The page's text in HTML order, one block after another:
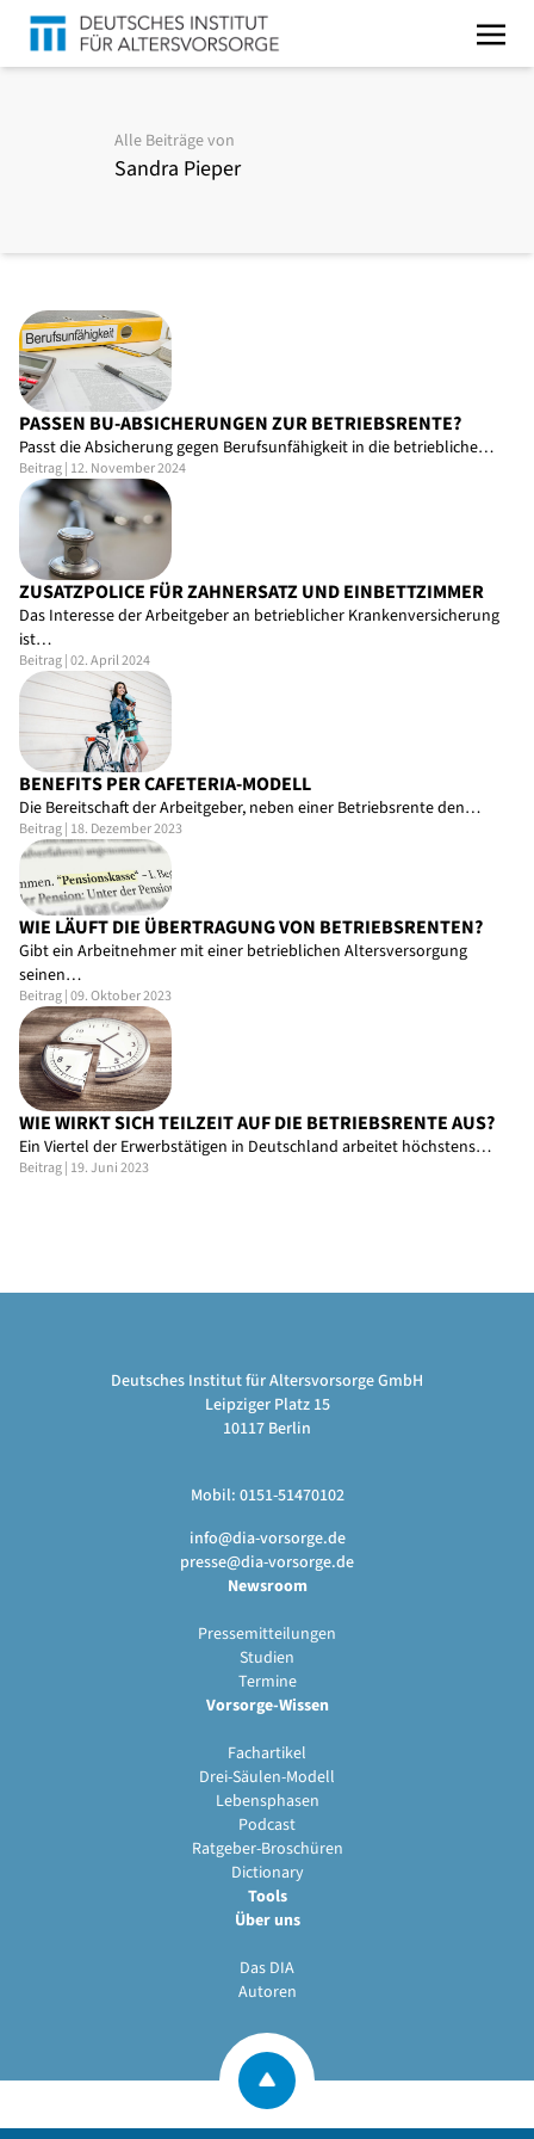
Alle Beiträge von
Sandra Pieper
PASSEN BU-ABSICHERUNGEN ZUR BETRIEBSRENTE?
Passt die Absicherung gegen Berufsunfähigkeit in die betriebliche…
Beitrag | 12. November 2024
ZUSATZPOLICE FÜR ZAHNERSATZ UND EINBETTZIMMER
Das Interesse der Arbeitgeber an betrieblicher Krankenversicherung
ist…
Beitrag | 02. April 2024
BENEFITS PER CAFETERIA-MODELL
Die Bereitschaft der Arbeitgeber, neben einer Betriebsrente den…
Beitrag | 18. Dezember 2023
WIE LÄUFT DIE ÜBERTRAGUNG VON BETRIEBSRENTEN?
Gibt ein Arbeitnehmer mit einer betrieblichen Altersversorgung
seinen…
Beitrag | 09. Oktober 2023
WIE WIRKT SICH TEILZEIT AUF DIE BETRIEBSRENTE AUS?
Ein Viertel der Erwerbstätigen in Deutschland arbeitet höchstens…
Beitrag | 19. Juni 2023
Deutsches Institut für Altersvorsorge GmbH
Leipziger Platz 15
10117 Berlin
Mobil: 0151-51470102
info@dia-vorsorge.de
presse@dia-vorsorge.de
Newsroom
Pressemitteilungen
Studien
Termine
Vorsorge-Wissen
Fachartikel
Drei-Säulen-Modell
Lebensphasen
Podcast
Ratgeber-Broschüren
Dictionary
Tools
Über uns
Das DIA
Autoren